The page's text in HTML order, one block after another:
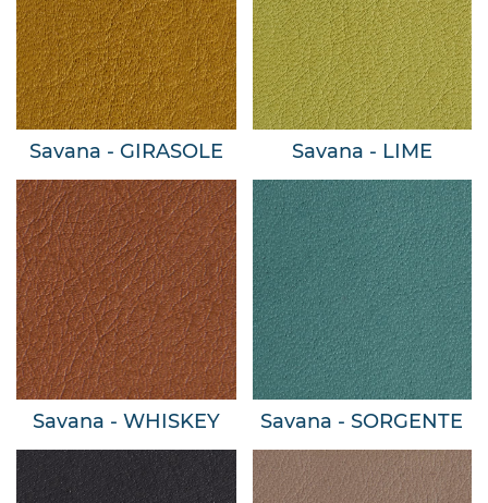
Savana - GIRASOLE Savana - LIME
Savana - WHISKEY Savana - SORGENTE